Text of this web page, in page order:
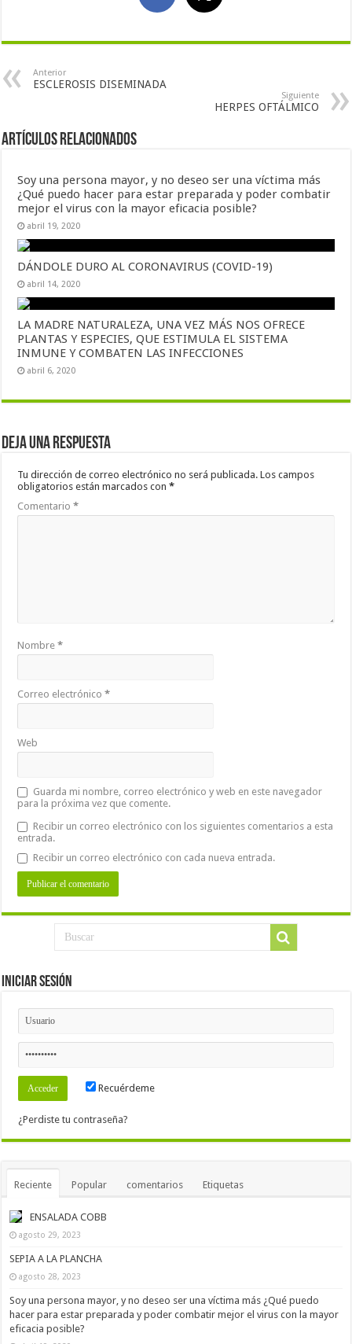
Anterior
ESCLEROSIS DISEMINADA
Siguiente
HERPES OFTÁLMICO
Artículos Relacionados
Soy una persona mayor, y no deseo ser una víctima más
¿Qué puedo hacer para estar preparada y poder combatir
mejor el virus con la mayor eficacia posible?
abril 19, 2020
DÁNDOLE DURO AL CORONAVIRUS (COVID-19)
abril 14, 2020
LA MADRE NATURALEZA, UNA VEZ MÁS NOS OFRECE
PLANTAS Y ESPECIES, QUE ESTIMULA EL SISTEMA
INMUNE Y COMBATEN LAS INFECCIONES
abril 6, 2020
Deja una respuesta
Tu dirección de correo electrónico no será publicada. Los campos
obligatorios están marcados con*
Comentario*
Nombre*
Correo electrónico*
Web
Guarda mi nombre, correo electrónico y web en este navegador
para la próxima vez que comente.
Recibir un correo electrónico con los siguientes comentarios a esta
entrada.
Recibir un correo electrónico con cada nueva entrada.
Iniciar Sesión
Recuérdeme
¿Perdiste tu contraseña?
Reciente Popular comentarios Etiquetas
ENSALADA COBB
agosto 29, 2023
SEPIA A LA PLANCHA
agosto 28, 2023
Soy una persona mayor, y no deseo ser una víctima más ¿Qué puedo
hacer para estar preparada y poder combatir mejor el virus con la mayor
eficacia posible?